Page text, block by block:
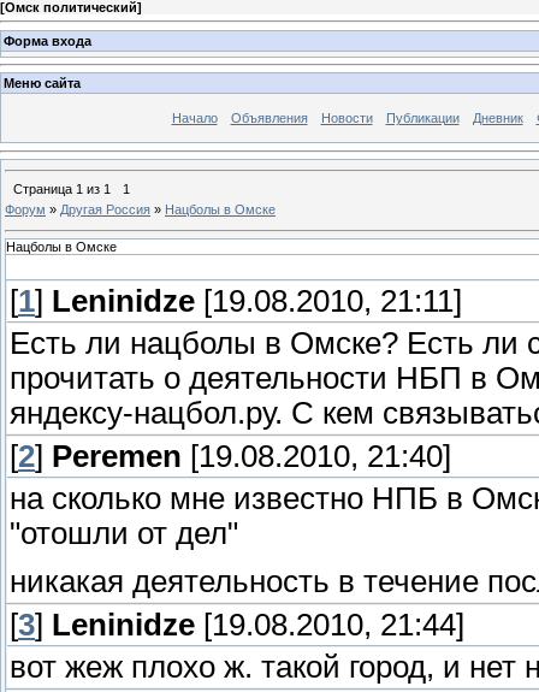
[Омск политический]
Форма входа
Меню сайта
Начало Объявления Новости Публикации Дневник
Страница 1 из 1
1
Форум » Другая Россия » Нацболы в Омске
Нацболы в Омске
[1] Leninidze [19.08.2010, 21:11]
Есть ли нацболы в Омске? Есть ли
прочитать о деятельности НБП в
яндексу-нацбол.ру. С кем
[2] Peremen [19.08.2010, 21:40]
на сколько мне известно НПБ в
"отошли от дел"
никакая деятельность в течение
[3] Leninidze [19.08.2010, 21:44]
вот жеж плохо ж. такой город, и нет